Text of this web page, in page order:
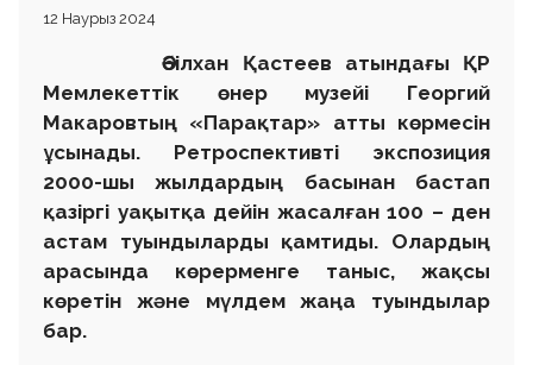
12 Наурыз 2024
Әбілхан Қастеев атындағы ҚР
Мемлекеттік өнер музейі Георгий
Макаровтың «Парақтар» атты көрмесін
ұсынады.
Ретроспективті экспозиция
2000-шы жылдардың басынан бастап
қазіргі уақытқа дейін жасалған 100 – ден
астам туындыларды қамтиды. Олардың
арасында көрерменге таныс, жақсы
көретін және мүлдем жаңа туындылар
бар.